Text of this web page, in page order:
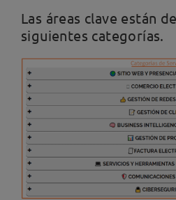
Las áreas clave están
siguientes categorías.